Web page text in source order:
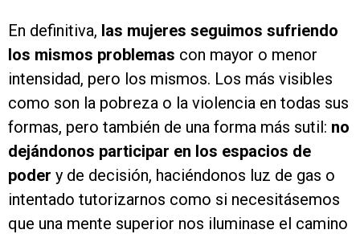
En definitiva, las mujeres seguimos sufriendo
los mismos problemas con mayor o menor
intensidad, pero los mismos. Los más visibles
como son la pobreza o la violencia en todas sus
formas, pero también de una forma más sutil: no
dejándonos participar en los espacios de
poder y de decisión, haciéndonos luz de gas o
intentado tutorizarnos como si necesitásemos
que una mente superior nos iluminase el camino